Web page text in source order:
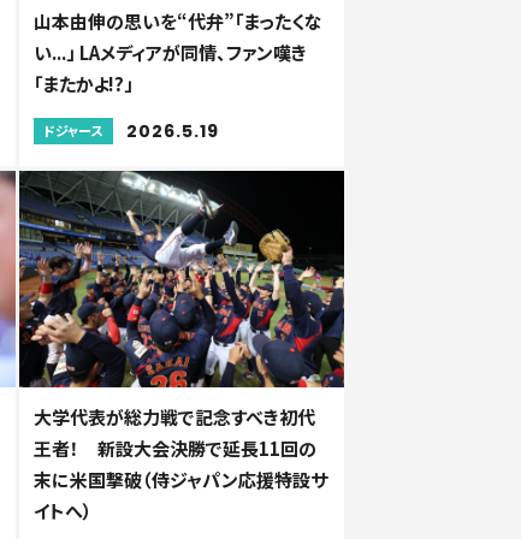
山本由伸の思いを“代弁”「まったくな
い...」 LAメディアが同情、ファン嘆き
「またかよ!?」
ドジャース 2026.5.19
大学代表が総力戦で記念すべき初代
王者！ 新設大会決勝で延長11回の
末に米国撃破（侍ジャパン応援特設サ
イトへ）